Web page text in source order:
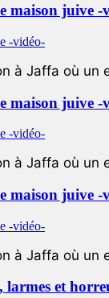
maison juive -
à Jaffa où un
maison juive -
à Jaffa où un
maison juive -
à Jaffa où un
larmes et